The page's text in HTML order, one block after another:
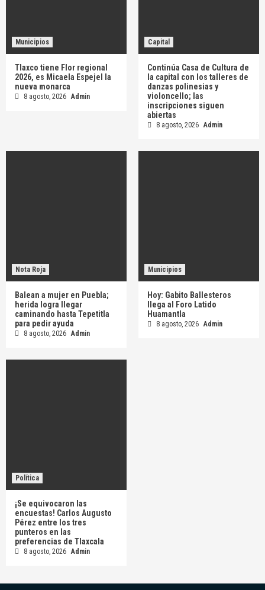
Municipios
Tlaxco tiene Flor regional
2026, es Micaela Espejel la
nueva monarca
8 agosto, 2026 Admin
Capital
Continúa Casa de Cultura de
la capital con los talleres de
danzas polinesias y
violoncello; las
inscripciones siguen
abiertas
8 agosto, 2026 Admin
Nota Roja
Balean a mujer en Puebla;
herida logra llegar
caminando hasta Tepetitla
para pedir ayuda
8 agosto, 2026 Admin
Municipios
Hoy: Gabito Ballesteros
llega al Foro Latido
Huamantla
8 agosto, 2026 Admin
Política
¡Se equivocaron las
encuestas! Carlos Augusto
Pérez entre los tres
punteros en las
preferencias de Tlaxcala
8 agosto, 2026 Admin